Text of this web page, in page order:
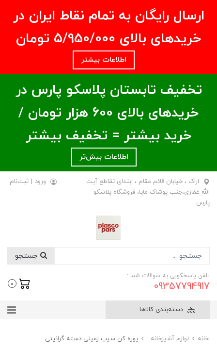
ارسال رایگان به تمام نقاط ایران در
خریدهای بالای ۵/950/000 تومان
اطلاعات بیشتر
تخفیف تابستان پلاسکو پارس در
خریدهای بالای ۶00 هزار تومان /
خرید بیشتر = تخفیف بیشتر
اطلاعات بیش‌تر
اراک ، خیابان قائم مقام ، ابتدای تقاطع آیت
الله غفاری،جنب پوشاک مایا، فروشگاه پلاسکو
پارس
ورود | ثبت‌نام
تلفن پاسخگویی به سوالات شما :
09357794917
0
دسته‌بندی کالاها
خانه لوازم آشپزخانه پوره کن سیب زمینی دسته گرانیتی